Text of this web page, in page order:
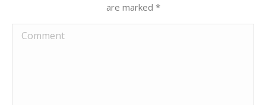
are marked *
Comment